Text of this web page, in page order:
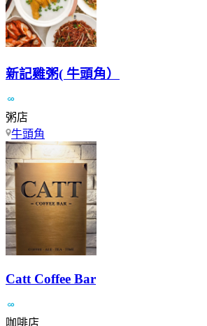
新記雞粥( 牛頭角）
粥店
牛頭角
Catt Coffee Bar
咖啡店